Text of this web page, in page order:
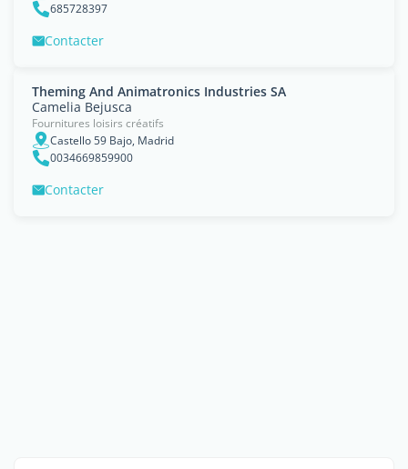
685728397
Contacter
Theming And Animatronics Industries SA
Camelia Bejusca
Fournitures loisirs créatifs
Castello 59 Bajo, Madrid
0034669859900
Contacter